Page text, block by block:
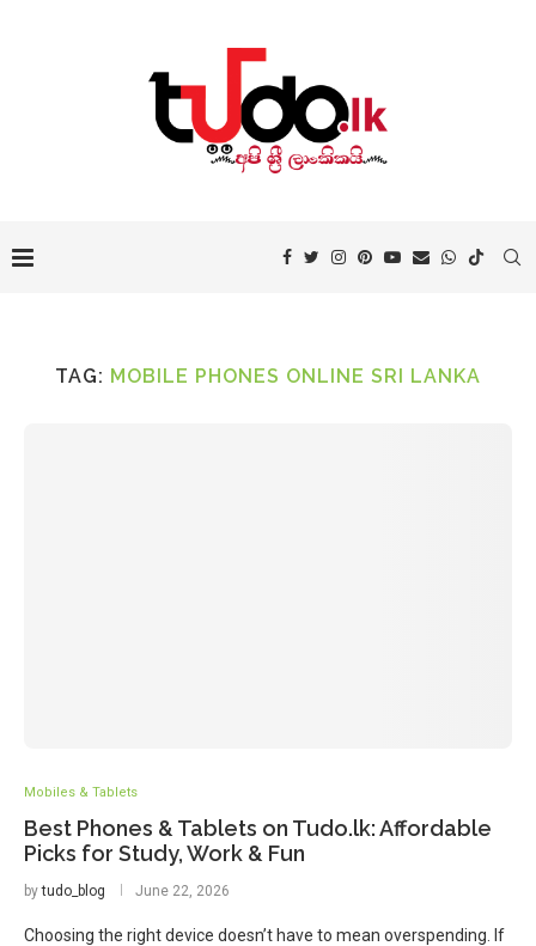
TAG: MOBILE PHONES ONLINE SRI LANKA
Mobiles & Tablets
Best Phones & Tablets on Tudo.lk: Affordable
Picks for Study, Work & Fun
bytudo_blog June 22, 2026
Choosing the right device doesn’t have to mean overspending. If